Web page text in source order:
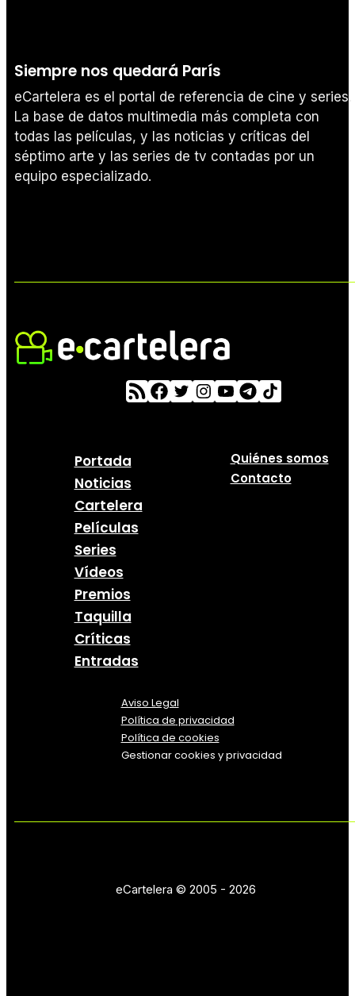
Siempre nos quedará París
eCartelera es el portal de referencia de cine y series.
La base de datos multimedia más completa con
todas las películas, y las noticias y críticas del
séptimo arte y las series de tv contadas por un
equipo especializado.
Portada
Noticias
Cartelera
Películas
Series
Vídeos
Premios
Taquilla
Críticas
Entradas
Quiénes somos
Contacto
Aviso Legal
Política de privacidad
Política de cookies
Gestionar cookies y privacidad
eCartelera © 2005 - 2026